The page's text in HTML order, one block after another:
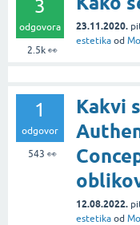
3
odgovora
2.5k👀
23.11.2020.
estetika od
1
odgovor
543 👀
Kakvi
12.08.2022.
estetika od